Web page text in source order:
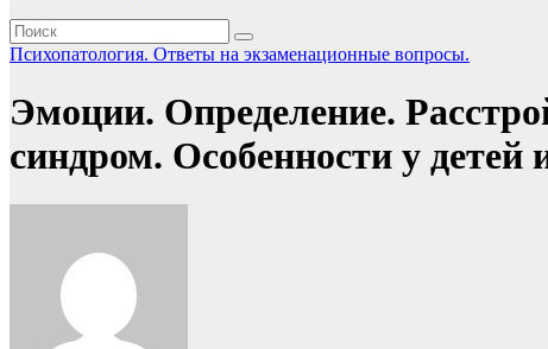
Психопатология. Ответы на экзаменационные вопросы.
Эмоции. Определение.
синдром. Особенности у детей